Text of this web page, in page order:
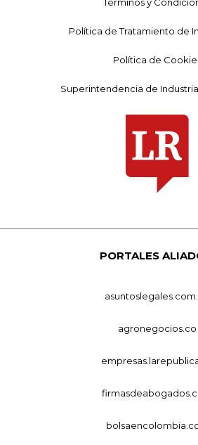
Política de Tratamiento de
Política de
Superintendencia de
PORTALES
agronegocios.co